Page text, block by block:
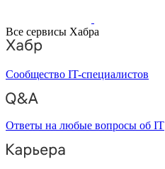
Все сервисы Хабра
Сообщество IT-специалистов
Ответы на любые вопросы об IT